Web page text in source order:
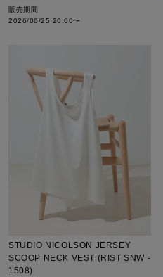
販売期間
2026/06/25 20:00〜
STUDIO NICOLSON JERSEY
SCOOP NECK VEST (RIST SNW -
1508)